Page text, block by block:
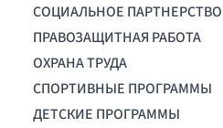
СОЦИАЛЬНОЕ ПАРТНЕРСТВО
ПРАВОЗАЩИТНАЯ РАБОТА
ОХРАНА ТРУДА
СПОРТИВНЫЕ ПРОГРАММЫ
ДЕТСКИЕ ПРОГРАММЫ